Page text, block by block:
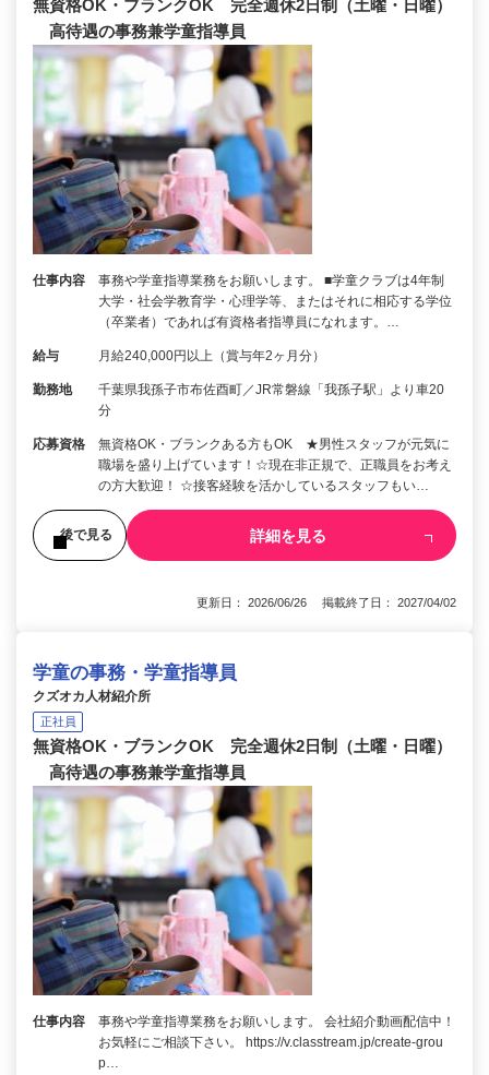
無資格OK・ブランクOK 完全週休2日制（土曜・日曜）
高待遇の事務兼学童指導員
仕事内容
事務や学童指導業務をお願いします。 ■学童クラブは4年制
大学・社会学教育学・心理学等、またはそれに相応する学位
（卒業者）であれば有資格者指導員になれます。…
給与 月給240,000円以上（賞与年2ヶ月分）
勤務地
千葉県我孫子市布佐酉町／JR常磐線「我孫子駅」より車20
分
応募資格
無資格OK・ブランクある方もOK ★男性スタッフが元気に
職場を盛り上げています！☆現在非正規で、正職員をお考え
の方大歓迎！ ☆接客経験を活かしているスタッフもい…
後で見る 詳細を見る
更新日： 2026/06/26 掲載終了日： 2027/04/02
学童の事務・学童指導員
クズオカ人材紹介所
正社員
無資格OK・ブランクOK 完全週休2日制（土曜・日曜）
高待遇の事務兼学童指導員
仕事内容
事務や学童指導業務をお願いします。 会社紹介動画配信中！
お気軽にご相談下さい。 https://v.classtream.jp/create-grou
p…